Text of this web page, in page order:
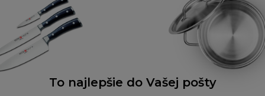
To najlepšie do Vašej pošty